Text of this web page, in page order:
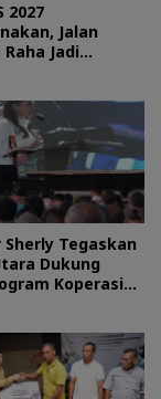
2027
Jalan
Jadi
Sherly Tegaskan
Dukung
Koperasi